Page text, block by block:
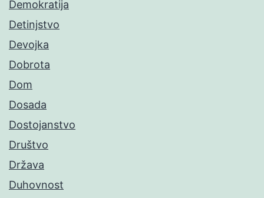
Demokratija
Detinjstvo
Devojka
Dobrota
Dom
Dosada
Dostojanstvo
Društvo
Država
Duhovnost